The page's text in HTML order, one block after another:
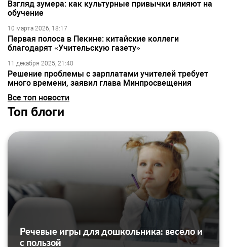
Взгляд зумера: как культурные привычки влияют на
обучение
10 марта 2026, 18:17
Первая полоса в Пекине: китайские коллеги
благодарят «Учительскую газету»
11 декабря 2025, 21:40
Решение проблемы с зарплатами учителей требует
много времени, заявил глава Минпросвещения
Все топ новости
Топ блоги
Речевые игры для дошкольника: весело и
с пользой